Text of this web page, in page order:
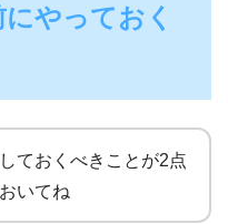
やっておく
ておくべきことが2点
いてね